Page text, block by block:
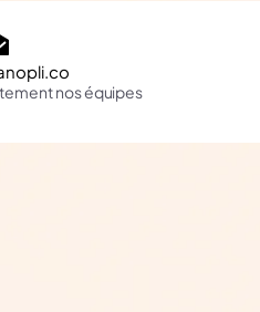
nos équipes